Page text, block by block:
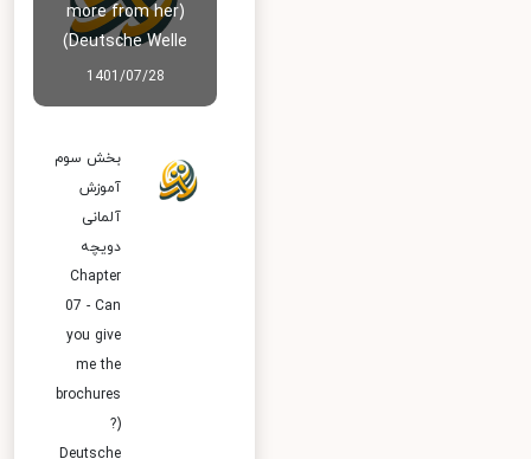
more from her)
Deutsche Welle)
1401/07/28
بخش سوم
آموزش
آلمانی
دویچه
Chapter
07 - Can
you give
me the
brochures
Deutsche